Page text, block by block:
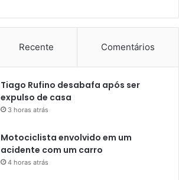
Recente Comentários
Tiago Rufino desabafa após ser
expulso de casa
3 horas atrás
Motociclista envolvido em um
acidente com um carro
4 horas atrás